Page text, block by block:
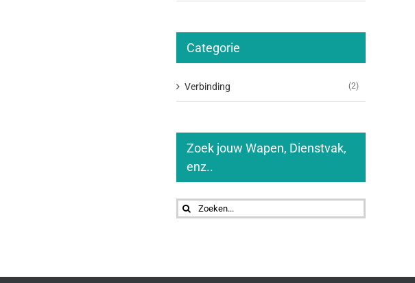
Categorie
Verbinding (2)
Zoek jouw Wapen, Dienstvak,
enz..
Zoeken
naar: